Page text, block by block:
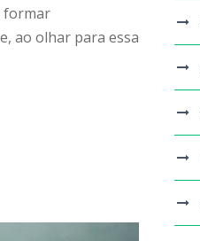
formar
ao olhar para essa